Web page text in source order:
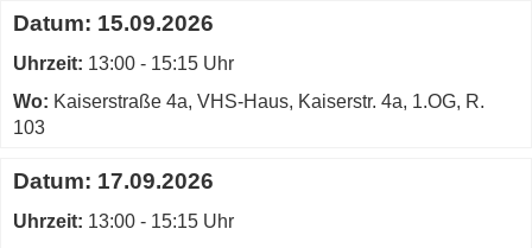
Datum: 15.09.2026
Uhrzeit: 13:00 - 15:15 Uhr
Wo: Kaiserstraße 4a, VHS-Haus, Kaiserstr. 4a, 1.OG, R.
103
Datum: 17.09.2026
Uhrzeit: 13:00 - 15:15 Uhr